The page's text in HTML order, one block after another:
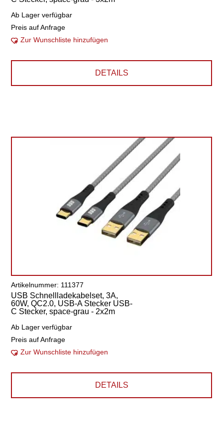
Ab Lager verfügbar
Preis auf Anfrage
Zur Wunschliste hinzufügen
DETAILS
Artikelnummer: 111377
USB Schnellladekabelset, 3A,
60W, QC2.0, USB-A Stecker USB-
C Stecker, space-grau - 2x2m
Ab Lager verfügbar
Preis auf Anfrage
Zur Wunschliste hinzufügen
DETAILS